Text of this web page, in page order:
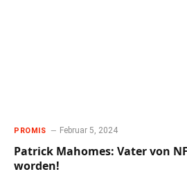
PROMIS Februar 5, 2024
Patrick Mahomes: Vater von
worden!